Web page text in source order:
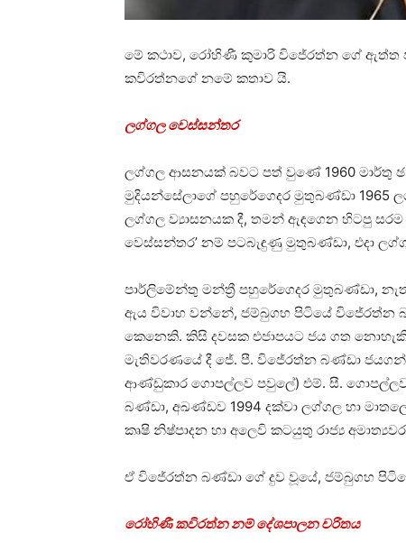
මේ කථාව, රෝහිණී කුමාරි විජේරත්න ගේ
කවිරත්නගේ නමේ කතාව යි.
ලග්ගල වෙස්සන්තර
ලග්ගල ආසනයක් බවට පත් වුණේ 1960 මාර්තු
මුදියන්සේලාගේ පහුරේගෙදර මුතුබණ්ඩා
ලග්ගල ව්‍යාසනයක දී, තමන් ඇඳගෙන හිටපු සරම
වෙස්සන්තර’ නම් පටබැඳුණු මුතුබණ්ඩා, එදා
පාර්ලිමේන්තු මන්ත්‍රී පහුරේගෙදර මුතුබණ්ඩා,
ඇය විවාහ වන්නේ, ජම්බුගහ පිටියේ විජේරත්න
කෙනෙකි. කිසි දවසක එජාපයට ජය ගත
මැතිවරණයේ දී ජේ. පී. විජේරත්න බණ්ඩා
ආණ්ඩුකාර ගොපල්ලව පවුලේ) එම්. සී.
බණ්ඩා, අඛණ්ඩව 1994 දක්වා ලග්ගල හා
කෘෂි නිෂ්පාදන හා අලෙවි කටයුතු රාජ්‍ය
ඒ විජේරත්න බණ්ඩා ගේ දුව වූයේ, ජම්බුගහ
රෝහිණී කවිරත්න නම් දේශපාලන චරිතය